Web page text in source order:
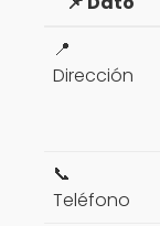
📍
Dirección
📞
Teléfono